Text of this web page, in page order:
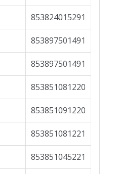
853824015291
853897501491
853897501491
853851081220
853851091220
853851081221
853851045221